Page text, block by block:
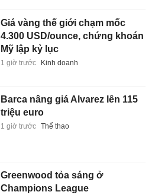
Giá vàng thế giới chạm mốc
4.300 USD/ounce, chứng khoán
Mỹ lập kỷ lục
1 giờ trước Kinh doanh
Barca nâng giá Alvarez lên 115
triệu euro
1 giờ trước Thể thao
Greenwood tỏa sáng ở
Champions League